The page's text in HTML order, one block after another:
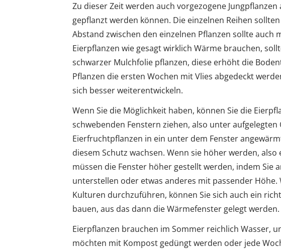
Zu dieser Zeit werden auch vorgezogene
gepflanzt werden können. Die einzelnen Reihen
Abstand zwischen den einzelnen Pflanzen sollte auch
Eierpflanzen wie gesagt wirklich Wärme brauchen,
schwarzer Mulchfolie pflanzen, diese erhöht die
Pflanzen die ersten Wochen mit Vlies abgedeckt
sich besser weiterentwickeln.
Wenn Sie die Möglichkeit haben, können Sie die
schwebenden Fenstern ziehen, also unter
Eierfruchtpflanzen in ein unter dem Fenster
diesem Schutz wachsen. Wenn sie höher werden,
müssen die Fenster höher gestellt werden, indem Sie
unterstellen oder etwas anderes mit passender Höhe.
Kulturen durchzuführen, können Sie sich auch ein
bauen, aus das dann die Wärmefenster gelegt werden.
Eierpflanzen brauchen im Sommer reichlich Wasser,
möchten mit Kompost gedüngt werden oder jede